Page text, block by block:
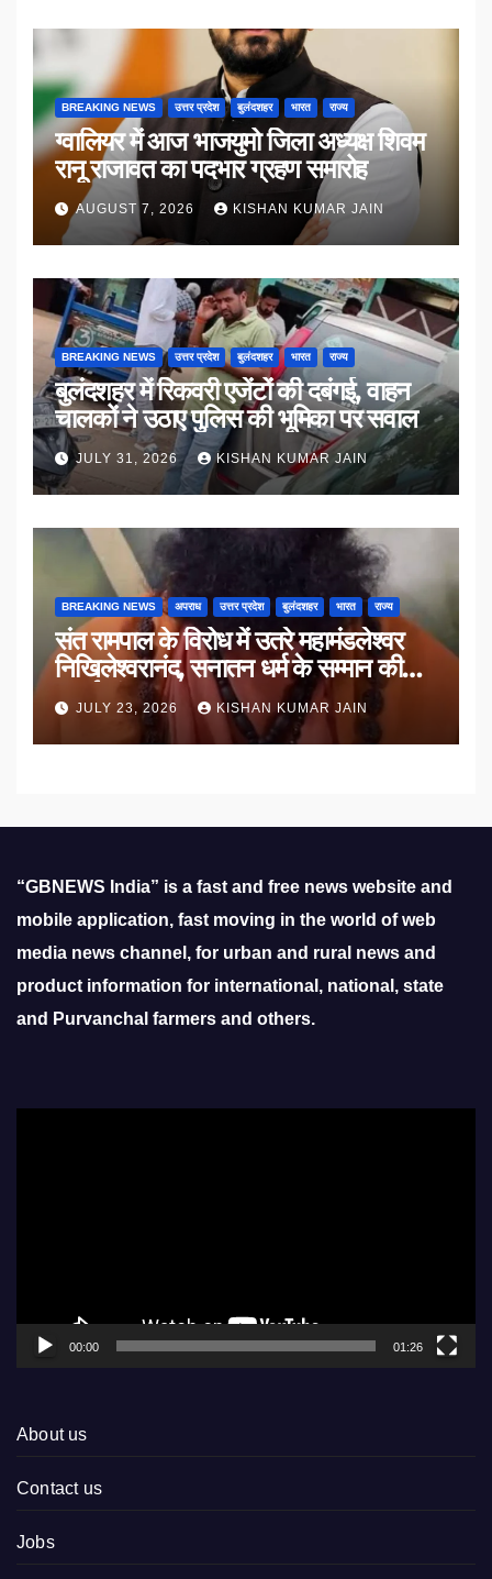
BREAKING NEWS उत्तर प्रदेश बुलंदशहर भारत राज्य
ग्वालियर में आज भाजयुमो जिला अध्यक्ष शिवम
रानू राजावत का पदभार ग्रहण समारोह
AUGUST 7, 2026 KISHAN KUMAR JAIN
BREAKING NEWS उत्तर प्रदेश बुलंदशहर भारत राज्य
बुलंदशहर में रिकवरी एजेंटों की दबंगई, वाहन
चालकों ने उठाए पुलिस की भूमिका पर सवाल
JULY 31, 2026 KISHAN KUMAR JAIN
BREAKING NEWS अपराध उत्तर प्रदेश बुलंदशहर भारत राज्य
संत रामपाल के विरोध में उतरे महामंडलेश्वर
निखिलेश्वरानंद, सनातन धर्म के सम्मान की
उठाई मांग
JULY 23, 2026 KISHAN KUMAR JAIN
“GBNEWS India” is a fast and free news website and
mobile application, fast moving in the world of web
media news channel, for urban and rural news and
product information for international, national, state
and Purvanchal farmers and others.
00:00 01:26
About us
Contact us
Jobs